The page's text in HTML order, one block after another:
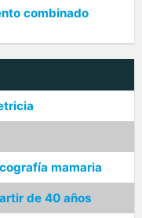
combinado
mamaria
de 40 años